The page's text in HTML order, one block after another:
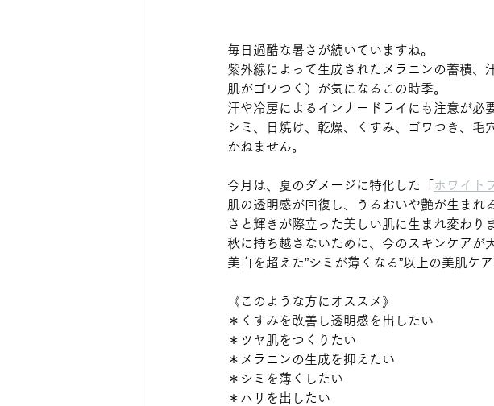
毎日過酷な暑さが続いていますね。
紫外線によって生成されたメラニンの蓄積、
肌がゴワつく）が気になるこの時季。
汗や冷房によるインナードライにも注意が必
シミ、日焼け、乾燥、くすみ、ゴワつき、毛
かねません。
今月は、夏のダメージに特化した「 ホワイト
肌の透明感が回復し、うるおいや艶が生まれ
さと輝きが際立った美しい肌に生まれ変わり
秋に持ち越さないために、今のスキンケアが
美白を超えた”シミが薄くなる”以上の美肌ケ
《このような方にオススメ》
＊くすみを改善し透明感を出したい
＊ツヤ肌をつくりたい
＊メラニンの生成を抑えたい
＊シミを薄くしたい
＊ハリを出したい